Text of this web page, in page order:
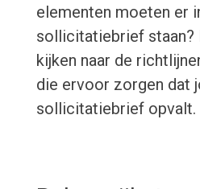
elementen moeten er
sollicitatiebrief staan?
kijken naar de
die ervoor zorgen dat
sollicitatiebrief opvalt.